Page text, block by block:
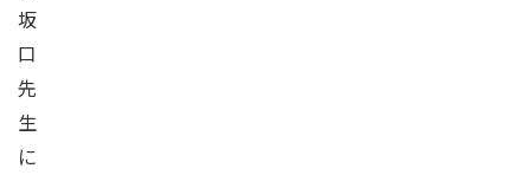
坂
口
先
生
に